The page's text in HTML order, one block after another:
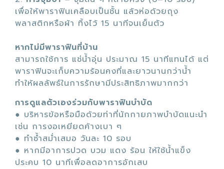
เพื่อให้พาราฟินเคลือบเป็นชั้น แล้วห่อด้วยถุง
พลาสติกหรือผ้า ทิ้งไว้ 15 นาทีจนเย็นตัว
หากไม่มีพาราฟินที่บ้าน
สามารถใช้การ แช่น้ำอุ่น ประมาณ 15 นาทีแทนได้ แต่
พาราฟินจะเก็บความร้อนคงที่และยาวนานกว่าน้ำ
ทำให้ผลลัพธ์ในการรักษามีประสิทธิภาพมากกว่า
การดูแลตัวเองร่วมกับพาราฟินบำบัด
● บริหารข้อหรือมือด้วยท่าที่นักกายภาพบำบัดแนะนำ
เช่น การงอเหยียดค้างเบา ๆ
● ทำซ้ำสม่ำเสมอ วันละ 10 รอบ
● หากมีอาการปวด บวม แดง ร้อน ให้ใช้น้ำแข็ง
ประคบ 10 นาทีเพื่อลดอาการอักเสบ